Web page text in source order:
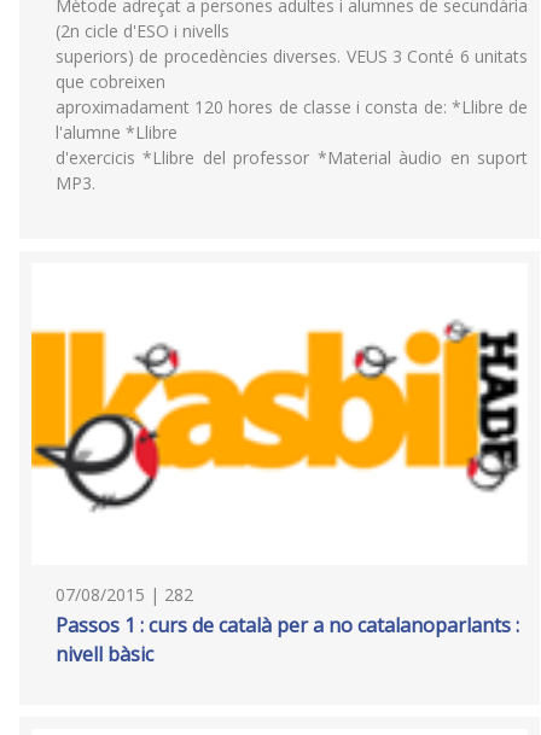
Mètode adreçat a persones adultes i alumnes de secundària
(2n cicle d'ESO i nivells
superiors) de procedències diverses. VEUS 3 Conté 6 unitats
que cobreixen
aproximadament 120 hores de classe i consta de: *Llibre de
l'alumne *Llibre
d'exercicis *Llibre del professor *Material àudio en suport
MP3.
07/08/2015 | 282
Passos 1 : curs de català per a no catalanoparlants :
nivell bàsic